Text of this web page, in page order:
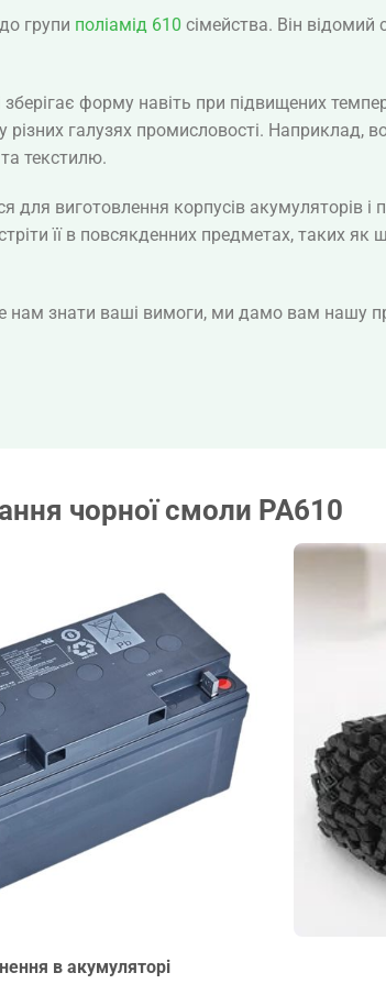
групи поліамід 610 сімейства. Він
форму навіть при підвищених
галузях промисловості. Наприклад,
текстилю.
для виготовлення корпусів акумуляторів
її в повсякденних предметах, таких як
нам знати ваші вимоги, ми дамо вам нашу
чорної смоли PA610
в акумуляторі